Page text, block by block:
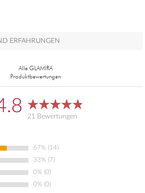
ERFAHRUNGEN
Alle GLAMIRA
Produktbewertungen
21 Bewertungen
67% (14)
33% (7)
0% (0)
0% (0)